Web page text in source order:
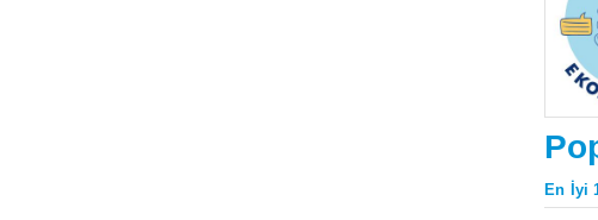
En İyi